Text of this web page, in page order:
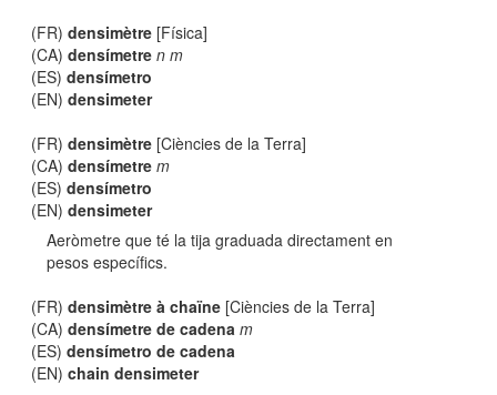
(FR)densimètre [Física]
(CA)densímetre n m
(ES)densímetro
(EN)densimeter
(FR)densimètre [Ciències de la Terra]
(CA)densímetre m
(ES)densímetro
(EN)densimeter
Aeròmetre que té la tija graduada directament en
pesos específics.
(FR)densimètre à chaïne [Ciències de la Terra]
(CA)densímetre de cadena m
(ES)densímetro de cadena
(EN)chain densimeter